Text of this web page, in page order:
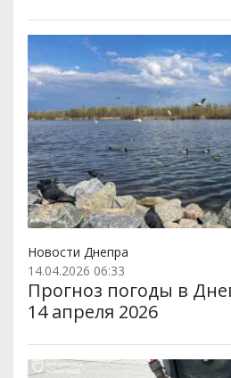
Новости Днепра
14.04.2026 06:33
Прогноз погоды в
14 апреля 2026